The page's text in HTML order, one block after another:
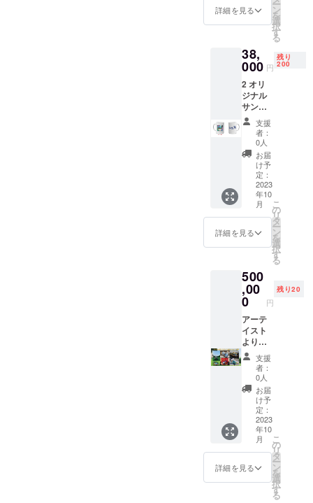
です。
イメー
ジ画像
り、現
品と異
なる場
合があ
ります
のでご
了承く
ださい
ホル
カード
はアー
トの写
真入り
の特別
カード
で、
アー
ティス
ト本人
の自書
サイン
いり
カード
です ＊
注意：
アー
ティス
ト手渡
本国内
に限り
です。
＊リ
ターン
商品は
イメー
ジ画像
であ
り、現
品と異
なる場
合があ
ります
MONEY
アート
シャツ
+ 1 サン
クレー
ルグラ
フィッ
テイ
アー
ティス
トのス
ニー
カーを
ミニサ
イズ化
した特
別キー
ホル
ダーで
はアー
ティス
トの写
真入り
の特別
カード
で、
アー
ティス
ト本人
の自書
サイン
いり
カード
です ＊
注意：
リター
ン商品
詳細を見る ー
ン
を
選
択
す
る
38,
000 円
残り
200
2 オリ
ジナル
サンク
レール
グラ
フィッ
テイの
BLUE
MAN シ
リーズ
のTHE
SECRE
T OF
MONEY
アート
シャツ
+ 1 オ
フィ
シャル
マグ
カップ
は、
BLUE
MAN シ
リーズ
のTHE
SECRE
T OF
MONEY
アート
のデザ
インと
ロゴい
りの特
支援
者：
0人
お届
け予
定：
2023
年10
月
詳細を見る
こ
の
リ
タ
ー
ン
を
選
択
す
る
500
,00
0 円
残り20
アーテ
イスト
より手
がけた
特別カ
スタム
アート
スニー
カー1
足
と
アーテ
イスト
サイン
入り色
支援
者：
0人
お届
け予
定：
2023
年10
月
詳細を見る
こ
の
リ
タ
ー
ン
を
選
択
す
る